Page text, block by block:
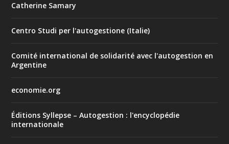
Catherine Samary
Centro Studi per l'autogestione (Italie)
Comité international de solidarité avec l'autogestion en
Argentine
economie.org
Éditions Syllepse – Autogestion : l'encyclopédie
internationale